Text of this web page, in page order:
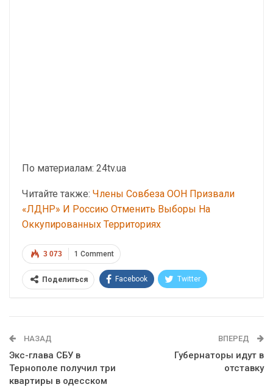
По материалам: 24tv.ua
Читайте также: Члены Совбеза ООН Призвали
«ЛДНР» И Россию Отменить Выборы На
Оккупированных Территориях
1 Comment
3 073
Поделиться Facebook Twitter
НАЗАД
Экс-глава СБУ в
Тернополе получил три
квартиры в одесском
ВПЕРЕД
Губернаторы идут в
отставку